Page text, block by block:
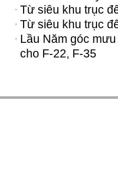
Từ siêu khu trục
Từ siêu khu trục
Lầu Năm góc
cho F-22, F-35